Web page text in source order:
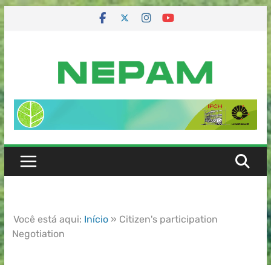
Você está aqui: Início» Citizen's participation
Negotiation